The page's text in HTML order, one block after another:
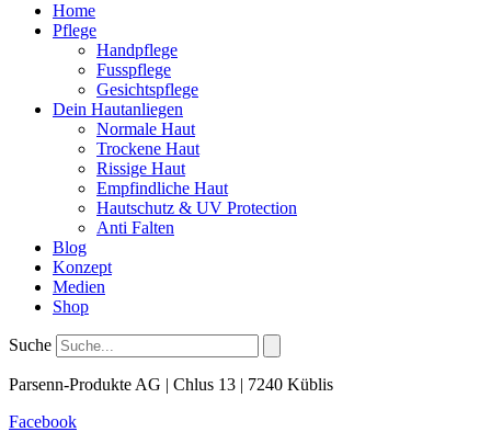
Home
Pflege
Handpflege
Fusspflege
Gesichtspflege
Dein Hautanliegen
Normale Haut
Trockene Haut
Rissige Haut
Empfindliche Haut
Hautschutz & UV Protection
Anti Falten
Blog
Konzept
Medien
Shop
Suche
Parsenn-Produkte AG | Chlus 13 | 7240 Küblis
Facebook